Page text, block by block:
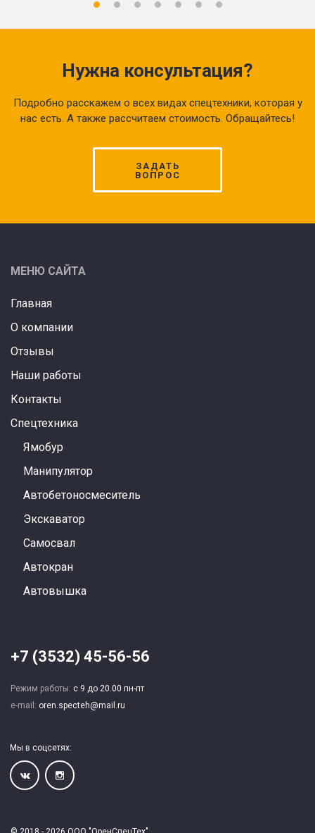
Нужна консультация?
Подробно расскажем о всех видах спецтехники, которая у
нас есть. А также рассчитаем стоимость. Обращайтесь!
ЗАДАТЬ
ВОПРОС
Мы в соцсетях:
МЕНЮ САЙТА
Главная
О компании
Отзывы
Наши работы
Контакты
Спецтехника
Ямобур
Манипулятор
Автобетоносмеситель
Экскаватор
Самосвал
Автокран
Автовышка
+7 (3532) 45-56-56
Режим работы: с 9 до 20.00 пн-пт
e-mail: oren.specteh@mail.ru